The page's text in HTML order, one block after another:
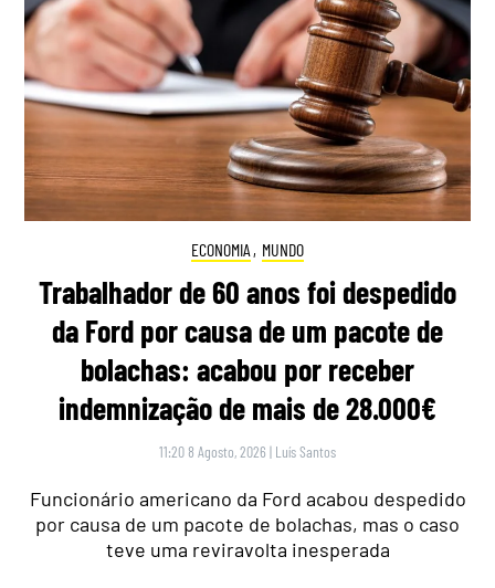
ECONOMIA , MUNDO
Trabalhador de 60 anos foi despedido
da Ford por causa de um pacote de
bolachas: acabou por receber
indemnização de mais de 28.000€
11:20 8 Agosto, 2026 | Luís Santos
Funcionário americano da Ford acabou despedido
por causa de um pacote de bolachas, mas o caso
teve uma reviravolta inesperada